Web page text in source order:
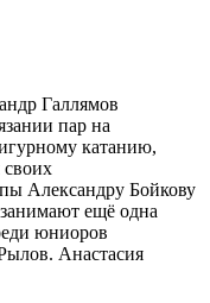
Галлямов
пар на
катанию,
Александру Бойкову
ещё одна
юниоров
Анастасия